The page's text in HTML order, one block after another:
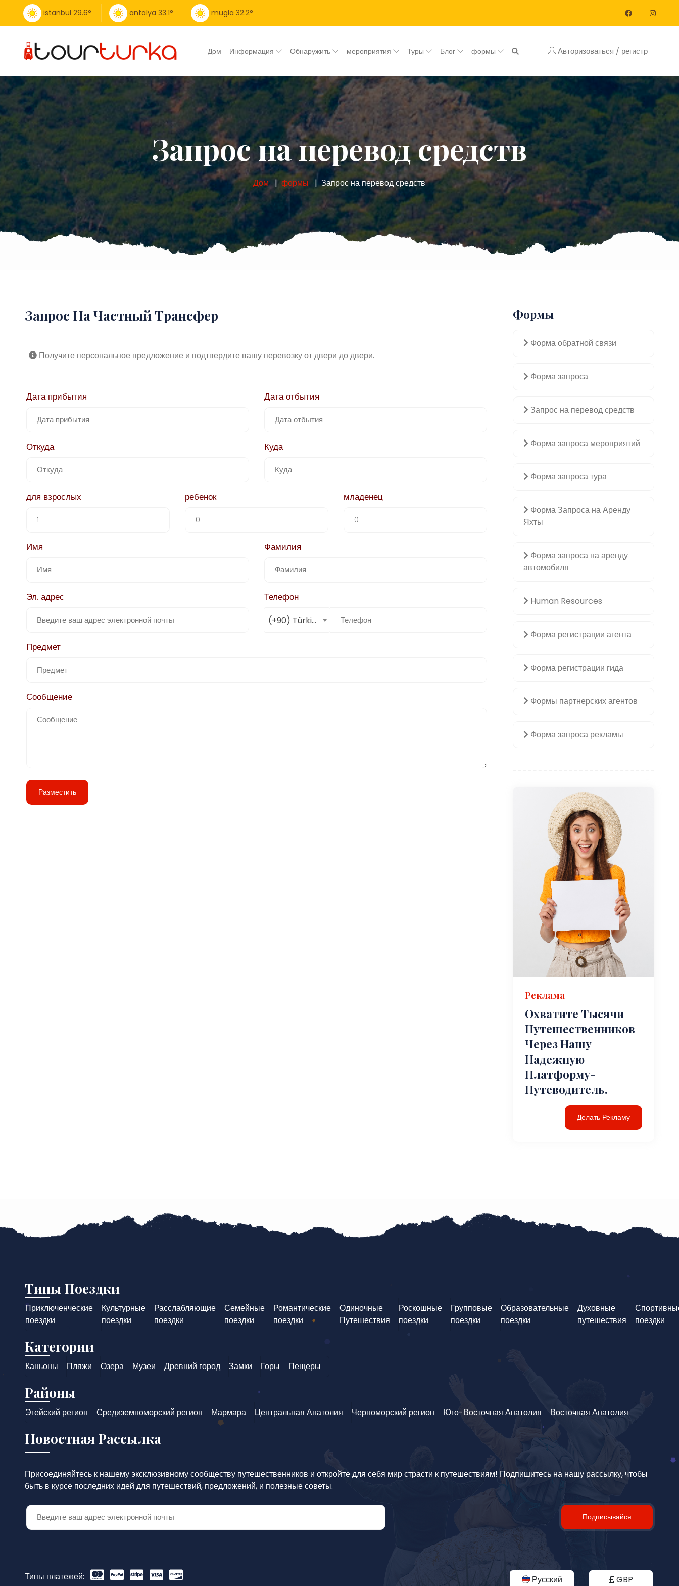
istanbul 29.6° antalya 33.1° mugla 32.2°
Дом Информация Обнаружить мероприятия Туры Блог формы Авторизоваться / регистр
Запрос на перевод средств
Дом формы Запрос на перевод средств
Запрос На Частный Трансфер
Получите персональное предложение и подтвердите вашу перевозку от двери до двери.
Дата прибытия Дата отбытия
Откуда Куда
для взрослых ребенок младенец
Имя Фамилия
Эл. адрес Телефон
(+90) Türkiye
Предмет
Сообщение
Разместить
Формы
Форма обратной связи
Форма запроса
Запрос на перевод средств
Форма запроса мероприятий
Форма запроса тура
Форма Запроса на Аренду
Яхты
Форма запроса на аренду
автомобиля
Human Resources
Форма регистрации агента
Форма регистрации гида
Формы партнерских агентов
Форма запроса рекламы
Реклама
Охватите Тысячи
Путешественников
Через Нашу
Надежную
Платформу-
Путеводитель.
Делать Рекламу
Типы Поездки
Приключенческие
поездки
Культурные
поездки
Расслабляющие
поездки
Семейные
поездки
Романтические
поездки
Одиночные
Путешествия
Роскошные
поездки
Групповые
поездки
Образовательные
поездки
Духовные
путешествия
поездки
Категории
Каньоны Пляжи Озера Музеи Древний город Замки Горы Пещеры
Районы
Эгейский регион Средиземноморский регион Мармара Центральная Анатолия Черноморский регион Юго-Восточная Анатолия Восточная Анатолия
Новостная Рассылка
Присоединяйтесь к нашему эксклюзивному сообществу путешественников и откройте для себя мир страсти к путешествиям! Подпишитесь на нашу рассылку, чтобы
быть в курсе последних идей для путешествий, предложений, и полезные советы.
Подписывайся
Типы платежей: Русский GBP